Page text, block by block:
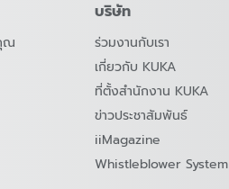
ณ
บริษัท
ร่วมงานกับเรา
เกี่ยวกับ KUKA
ที่ตั้งสำนักงาน KUKA
ข่าวประชาสัมพันธ์
iiMagazine
Whistleblower System